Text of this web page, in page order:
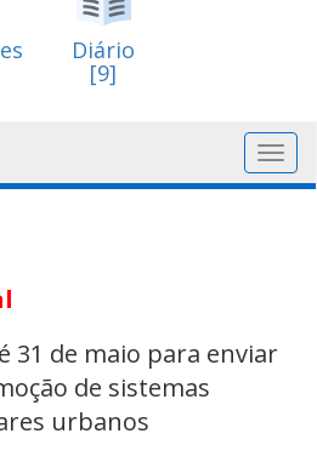
Diário
[9]
31 de maio para enviar
de sistemas
urbanos